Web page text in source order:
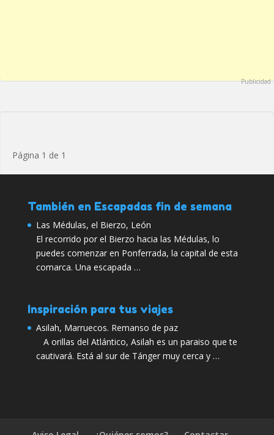
Publicidad
Página 1 de 1
También en Escapadas fin de semana
Las Médulas, el Bierzo, León
El recorrido por el Bierzo hacia las Médulas, lo
puedes comenzar en Ponferrada, la capital de esta
comarca. Una escapada …
Inspiración para tus viajes
Asilah, Marruecos. Remanso de paz
A orillas del Atlántico, Asilah es un paraiso que te
cautivará. Está al sur de Tánger muy cerca y …